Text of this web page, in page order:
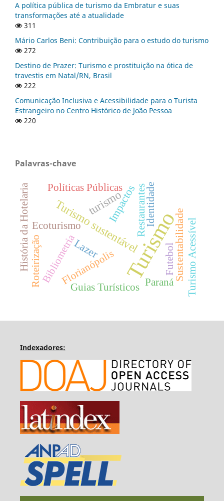
A política pública de turismo da Embratur e suas
transformações até a atualidade
311
Mário Carlos Beni: Contribuição para o estudo do turismo
272
Destino de Prazer: Turismo e prostituição na ótica de
travestis em Natal/RN, Brasil
222
Comunicação Inclusiva e Acessibilidade para o Turista
Estrangeiro no Centro Histórico de João Pessoa
220
Palavras-chave
Turismo
Turismo sustentável
turismo
Impactos
Lazer Sustentabilidade
Ecoturismo
Florianópolis Turismo Acessível
Restaurantes
Paraná
Políticas Públicas
Bibliometria
Identidade
História da Hotelaria
Guias Turísticos
Futebol
Roteirização
Indexadores: